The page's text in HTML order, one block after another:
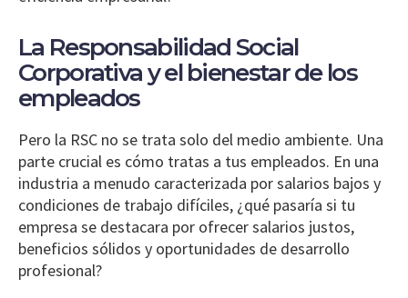
La Responsabilidad Social
Corporativa y el bienestar de los
empleados
Pero la RSC no se trata solo del medio ambiente. Una
parte crucial es cómo tratas a tus empleados. En una
industria a menudo caracterizada por salarios bajos y
condiciones de trabajo difíciles, ¿qué pasaría si tu
empresa se destacara por ofrecer salarios justos,
beneficios sólidos y oportunidades de desarrollo
profesional?